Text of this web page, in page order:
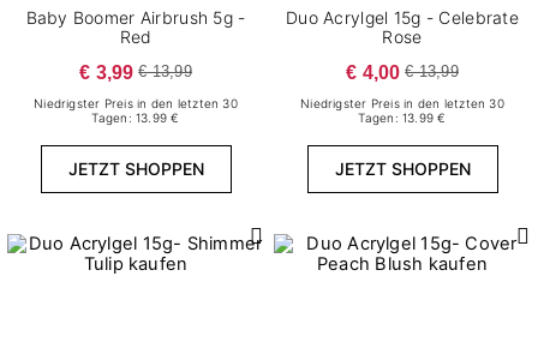
Baby Boomer Airbrush 5g -
Red
€ 3,99 € 13,99
Niedrigster Preis in den letzten 30
Tagen: 13.99 €
JETZT SHOPPEN
Duo Acrylgel 15g - Celebrate
Rose
€ 4,00 € 13,99
Niedrigster Preis in den letzten 30
Tagen: 13.99 €
JETZT SHOPPEN